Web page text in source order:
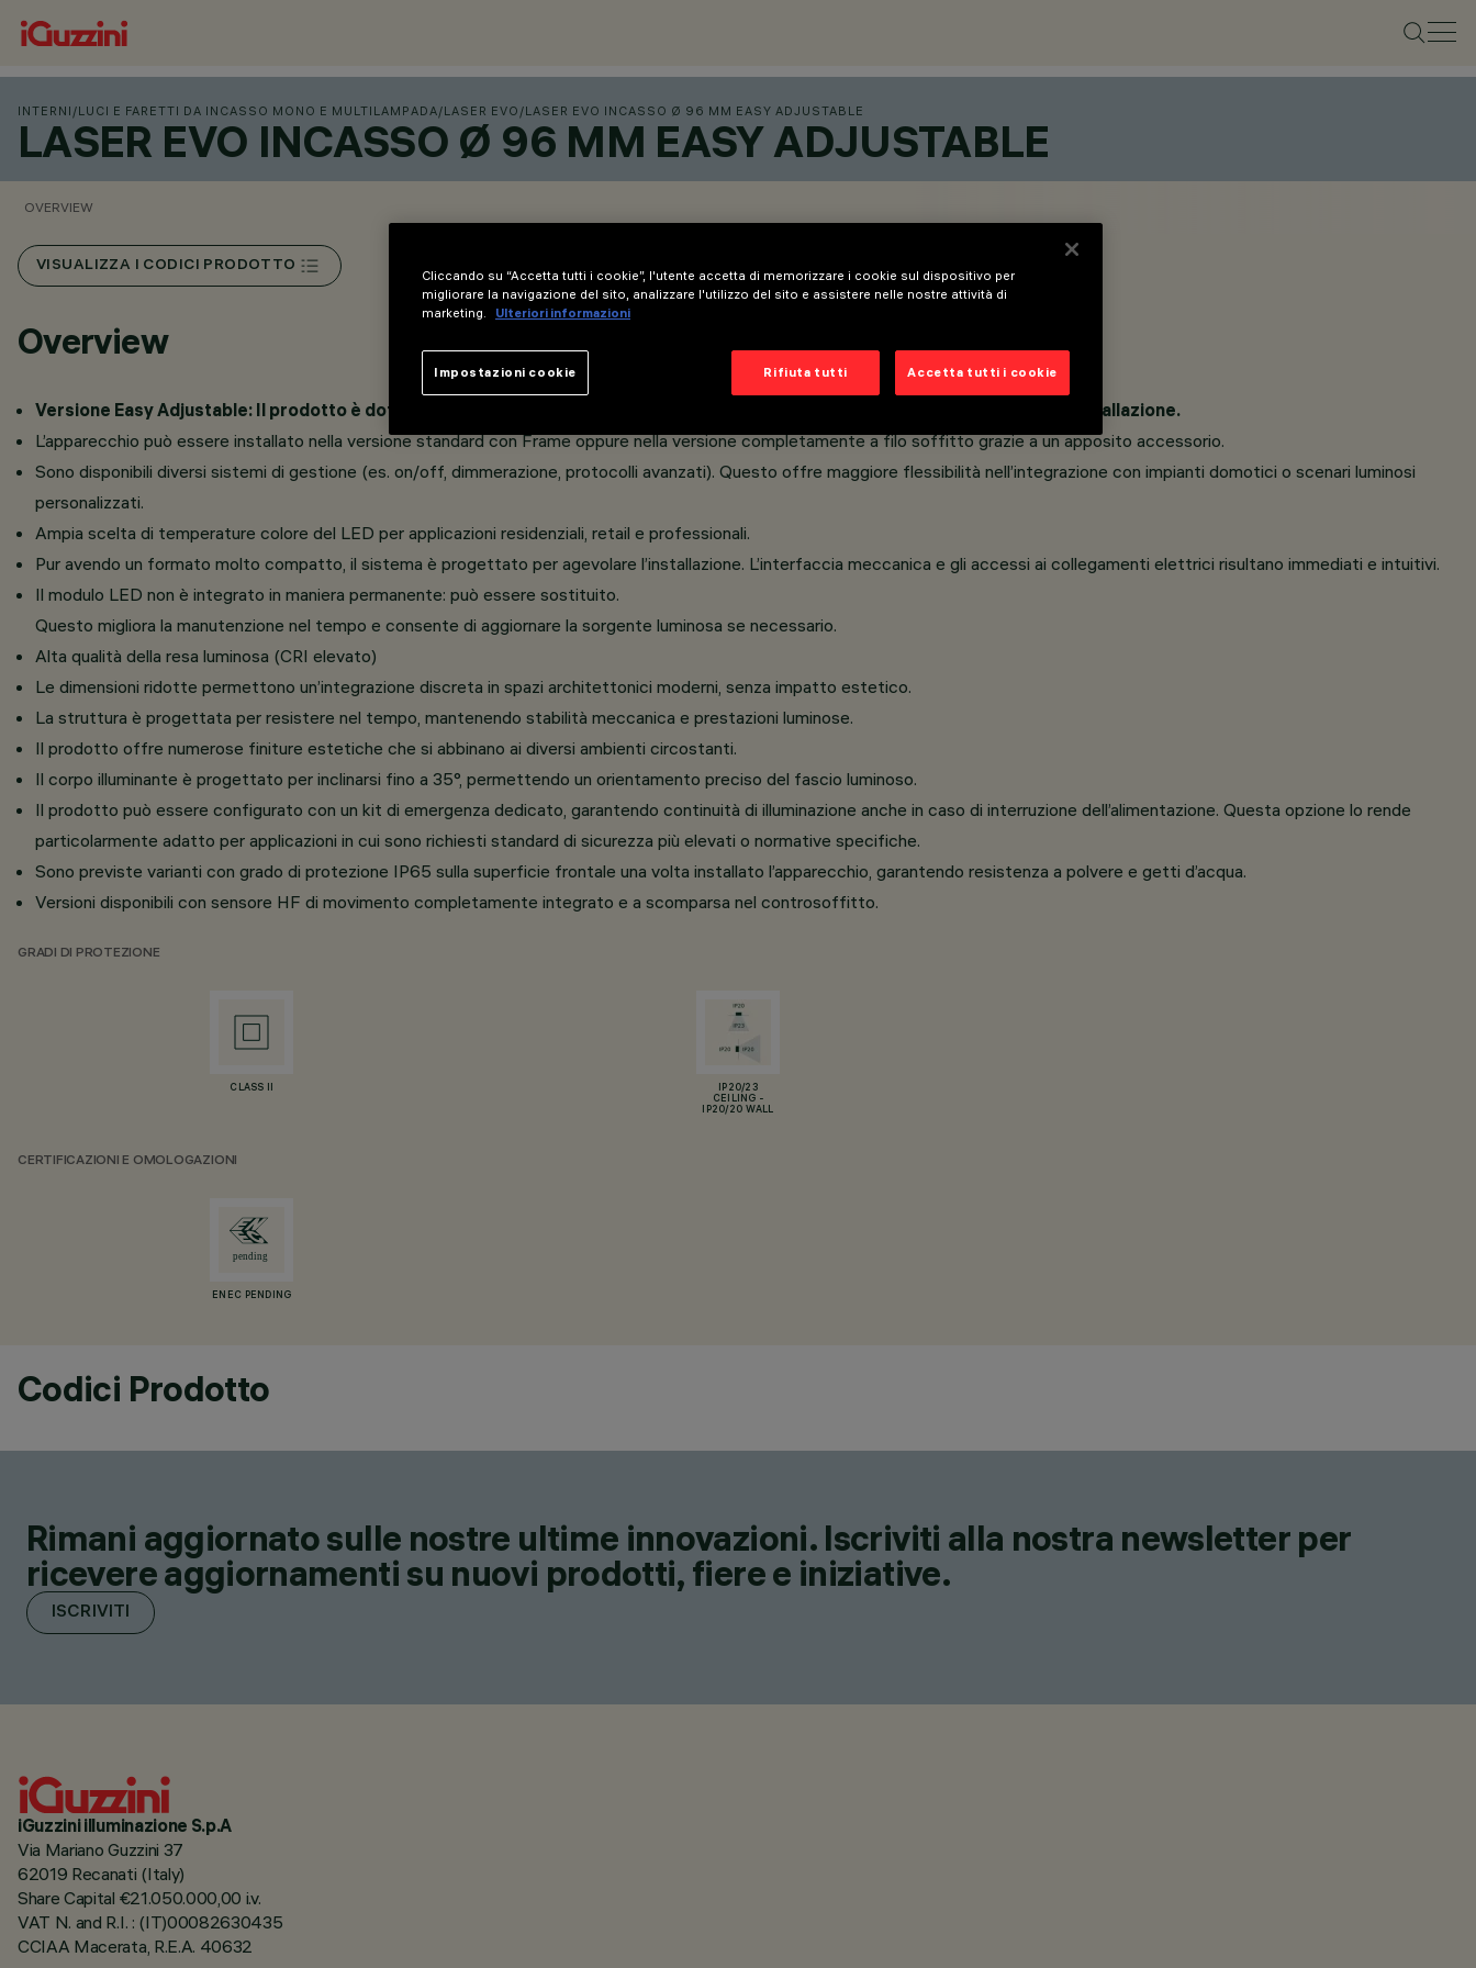
INTERNI /LUCI E FARETTI DA INCASSO MONO E MULTILAMPADA/LASER EVO /LASER EVO INCASSO Ø 96 MM EASY ADJUSTABLE
LASER EVO INCASSO Ø 96 MM EASY ADJUSTABLE
OVERVIEW
VISUALIZZA I CODICI PRODOTTO
Overview
Versione Easy Adjustable: Il prodotto è dotato di uno snoot frontale che facilita l’orientamento del fascio luminoso in fase di installazione.
L’apparecchio può essere installato nella versione standard con Frame oppure nella versione completamente a filo soffitto grazie a un apposito accessorio.
Sono disponibili diversi sistemi di gestione (es. on/off, dimmerazione, protocolli avanzati). Questo offre maggiore flessibilità nell’integrazione con impianti domotici o scenari luminosi
personalizzati.
Ampia scelta di temperature colore del LED per applicazioni residenziali, retail e professionali.
Pur avendo un formato molto compatto, il sistema è progettato per agevolare l’installazione. L’interfaccia meccanica e gli accessi ai collegamenti elettrici risultano immediati e intuitivi.
Il modulo LED non è integrato in maniera permanente: può essere sostituito.
Questo migliora la manutenzione nel tempo e consente di aggiornare la sorgente luminosa se necessario.
Alta qualità della resa luminosa (CRI elevato)
Le dimensioni ridotte permettono un’integrazione discreta in spazi architettonici moderni, senza impatto estetico.
La struttura è progettata per resistere nel tempo, mantenendo stabilità meccanica e prestazioni luminose.
Il prodotto offre numerose finiture estetiche che si abbinano ai diversi ambienti circostanti.
Il corpo illuminante è progettato per inclinarsi fino a 35°, permettendo un orientamento preciso del fascio luminoso.
Il prodotto può essere configurato con un kit di emergenza dedicato, garantendo continuità di illuminazione anche in caso di interruzione dell’alimentazione. Questa opzione lo rende
particolarmente adatto per applicazioni in cui sono richiesti standard di sicurezza più elevati o normative specifiche.
Sono previste varianti con grado di protezione IP65 sulla superficie frontale una volta installato l’apparecchio, garantendo resistenza a polvere e getti d’acqua.
Versioni disponibili con sensore HF di movimento completamente integrato e a scomparsa nel controsoffitto.
GRADI DI PROTEZIONE
CLASS II
IP20/23
CEILING -
IP20/20 WALL
CERTIFICAZIONI E OMOLOGAZIONI
ENEC PENDING
Codici Prodotto
Rimani aggiornato sulle nostre ultime innovazioni. Iscriviti alla nostra newsletter per
ricevere aggiornamenti su nuovi prodotti, fiere e iniziative.
ISCRIVITI
iGuzzini illuminazione S.p.A
Via Mariano Guzzini 37
62019 Recanati (Italy)
Share Capital €21.050.000,00 i.v.
VAT N. and R.I. : (IT)00082630435
CCIAA Macerata, R.E.A. 40632
Cliccando su “Accetta tutti i cookie”, l'utente accetta di memorizzare i cookie sul dispositivo per
migliorare la navigazione del sito, analizzare l'utilizzo del sito e assistere nelle nostre attività di
marketing.
Ulteriori informazioni
Rifiuta tutti Accetta tutti i cookie
Impostazioni cookie